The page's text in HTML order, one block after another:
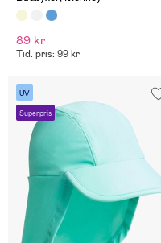
89 kr
Tid. pris: 99 kr
UV
Superpris